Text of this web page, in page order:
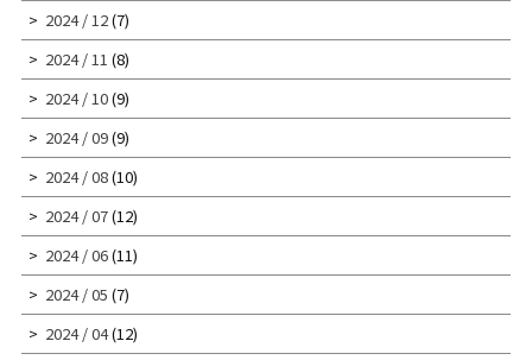
2024 / 12(7)
2024 / 11 (8)
2024 / 10(9)
2024 / 09(9)
2024 / 08(10)
2024 / 07(12)
2024 / 06(11)
2024 / 05 (7)
2024 / 04(12)